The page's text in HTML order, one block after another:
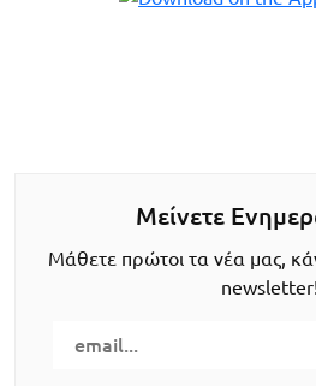
Μείνετε
Μάθετε πρώτοι τα νέα μας,